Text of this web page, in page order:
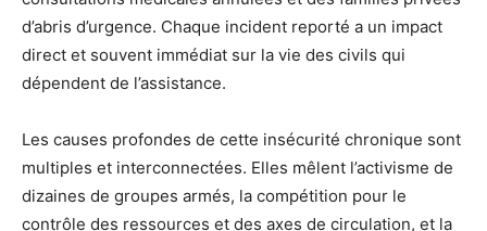
d’abris d’urgence. Chaque incident reporté a un impact
direct et souvent immédiat sur la vie des civils qui
dépendent de l’assistance.
Les causes profondes de cette insécurité chronique sont
multiples et interconnectées. Elles mêlent l’activisme de
dizaines de groupes armés, la compétition pour le
contrôle des ressources et des axes de circulation, et la